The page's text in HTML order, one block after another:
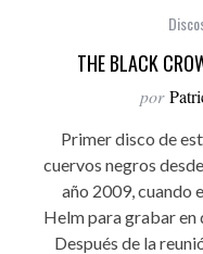
THE BLACK
por
Primer disco de
cuervos negros
año 2009, cuando
Helm para grabar
Después de la